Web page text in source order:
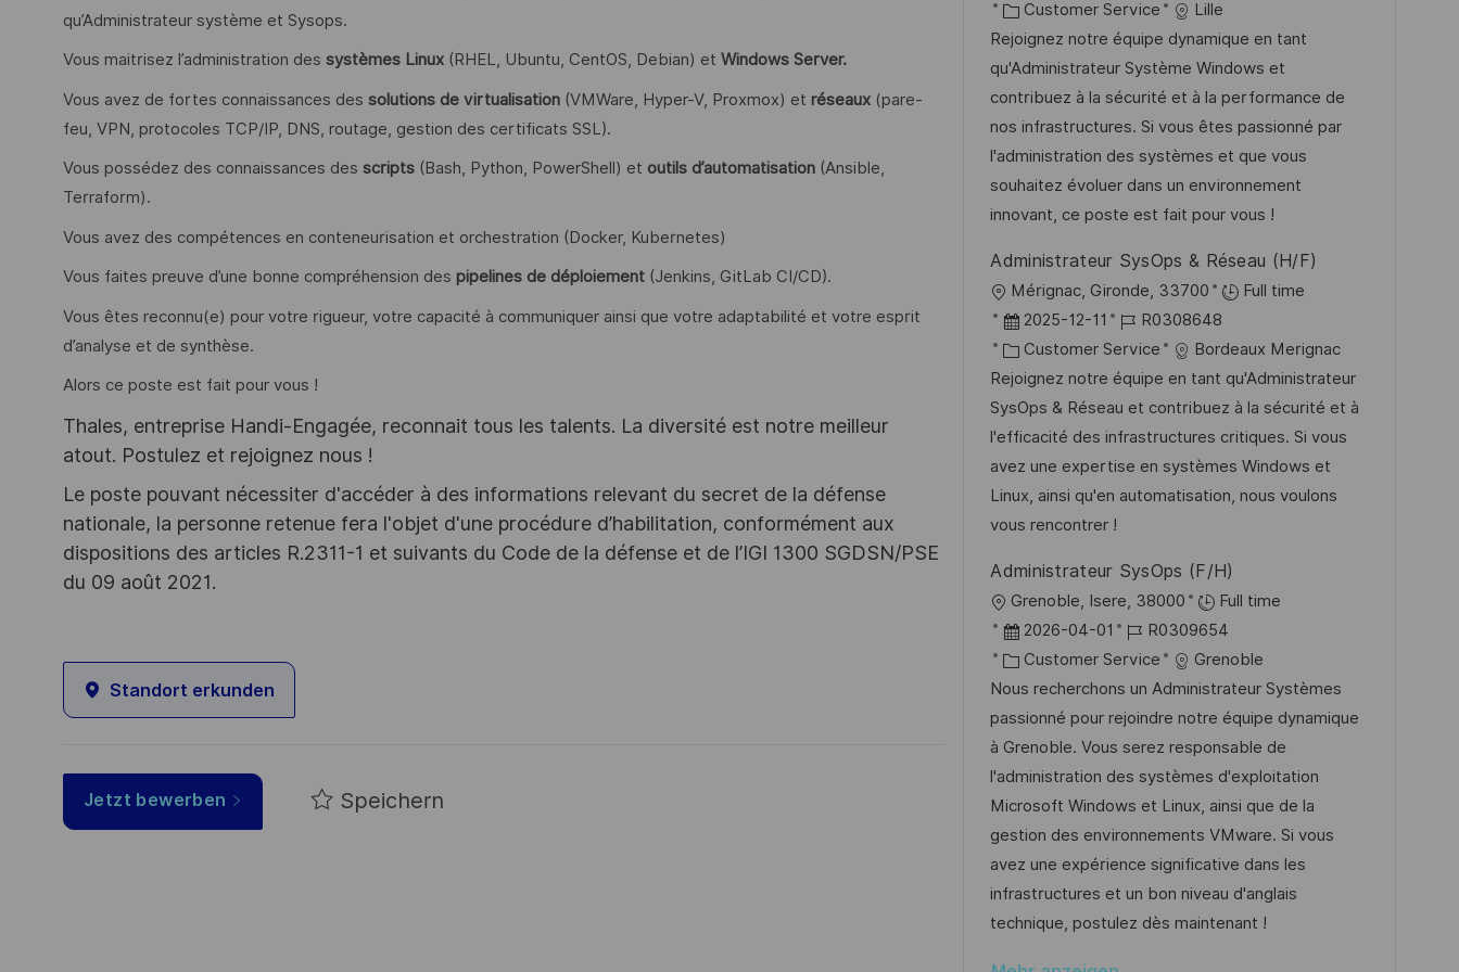
qu’Administrateur système et Sysops.
Vous maitrisez l’administration des systèmes Linux (RHEL, Ubuntu, CentOS, Debian) et Windows Server.
Vous avez de fortes connaissances des solutions de virtualisation (VMWare, Hyper-V, Proxmox) et réseaux (pare-
feu, VPN, protocoles TCP/IP, DNS, routage, gestion des certificats SSL).
Vous possédez des connaissances des scripts (Bash, Python, PowerShell) et outils d’automatisation (Ansible,
Terraform).
Vous avez des compétences en conteneurisation et orchestration (Docker, Kubernetes)
Vous faites preuve d’une bonne compréhension des pipelines de déploiement (Jenkins, GitLab CI/CD).
Vous êtes reconnu(e) pour votre rigueur, votre capacité à communiquer ainsi que votre adaptabilité et votre esprit
d’analyse et de synthèse.
Alors ce poste est fait pour vous !
Thales, entreprise Handi-Engagée, reconnait tous les talents. La diversité est notre meilleur
atout. Postulez et rejoignez nous !
Le poste pouvant nécessiter d'accéder à des informations relevant du secret de la défense
nationale, la personne retenue fera l'objet d'une procédure d’habilitation, conformément aux
dispositions des articles R.2311-1 et suivants du Code de la défense et de l’IGI 1300 SGDSN/PSE
du 09 août 2021.
Standort erkunden
Jetzt bewerben Speichern
f
e
n
t
l
i
c
h
u
n
g
t a
t
u
m
d
e
r
V
r
ö
f
f
e
n
t
l
i
c
h
u
n
g
o
b
-
I
D
K
a
t
e
g
o
r
i
Customer Service
Lille
Rejoignez notre équipe dynamique en tant
qu'Administrateur Système Windows et
contribuez à la sécurité et à la performance de
nos infrastructures. Si vous êtes passionné par
l'administration des systèmes et que vous
souhaitez évoluer dans un environnement
innovant, ce poste est fait pour vous !
Administrateur SysOps & Réseau (H/F)
O
r
t
Mérignac, Gironde, 33700
Full time
D
a
t
u
m
d
e
r
e
r
ö
f
f
e
n
t
l
i
c
h
u
n
2025-12-11
J
o
b
-
I
D
R0308648
K
a
t
e
g
o
r
e
Customer Service
Bordeaux Merignac
Rejoignez notre équipe en tant qu'Administrateur
SysOps & Réseau et contribuez à la sécurité et à
l'efficacité des infrastructures critiques. Si vous
avez une expertise en systèmes Windows et
Linux, ainsi qu'en automatisation, nous voulons
vous rencontrer !
Administrateur SysOps (F/H)
O
r
t
Grenoble, Isere, 38000
Full time
D
a
t
u
m
d
e
r
V
e
r
2026-04-01
J
o
b
-
I
D
R0309654
K
a
t
e
g
o
r
i
e
Customer Service
Grenoble
Nous recherchons un Administrateur Systèmes
passionné pour rejoindre notre équipe dynamique
à Grenoble. Vous serez responsable de
l'administration des systèmes d'exploitation
Microsoft Windows et Linux, ainsi que de la
gestion des environnements VMware. Si vous
avez une expérience significative dans les
infrastructures et un bon niveau d'anglais
technique, postulez dès maintenant !